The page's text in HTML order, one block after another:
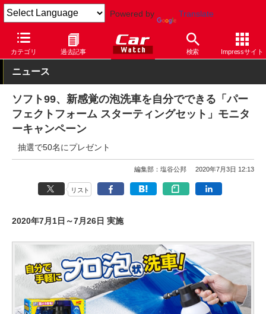
Powered by Translate
カテゴリ 過去記事 検索 Impressサイト
Car Watch パーツ カー用品 その他
ニュース
ソフト99、新感覚の泡洗車を自分でできる「パー
フェクトフォーム スターティングセット」モニタ
ーキャンペーン
抽選で50名にプレゼント
編集部：塩谷公邦 2020年7月3日 12:13
リスト
2020年7月1日～7月26日 実施